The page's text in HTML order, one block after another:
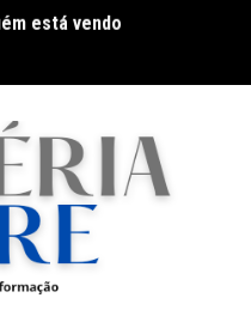
está vendo